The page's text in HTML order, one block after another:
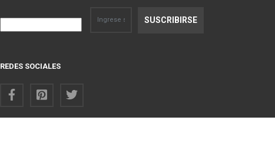
REDES SOCIALES